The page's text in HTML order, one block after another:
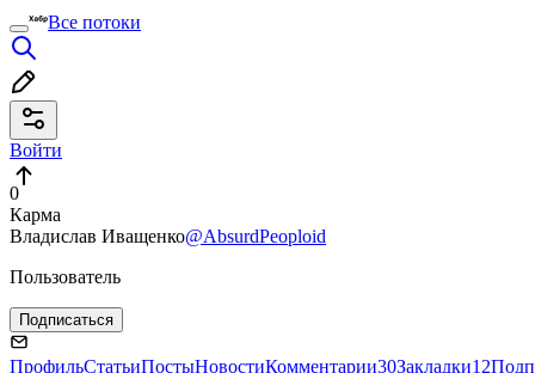
Все потоки
Войти
0
Карма
Владислав Иващенко@AbsurdPeoploid
Пользователь
Подписаться
ПрофильСтатьиПостыНовостиКомментарии30Закладки12